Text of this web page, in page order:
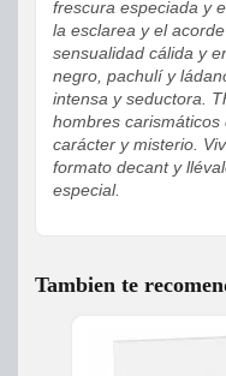
frescura especiada y
la esclarea y el
sensualidad cálida y
negro, pachulí y
intensa y seductora.
hombres
carácter y misterio.
formato decant y
especial.
Tambien te